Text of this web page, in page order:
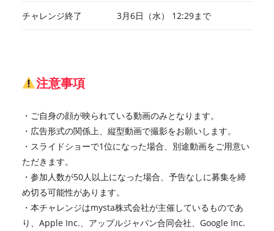
チャレンジ終了 3月6日（水） 12:29まで
注意事項
・ご自身の顔が映られている動画のみとなります。
・広告形式の関係上、縦型動画で撮影をお願いします。
・スライドショーで1位になった場合、別途動画をご用意い
ただきます。
・参加人数が50人以上になった場合、予告なしに募集を締
め切る可能性があります。
・本チャレンジはmysta株式会社が主催しているものであ
り、Apple Inc.、アップルジャパン合同会社、Google Inc.